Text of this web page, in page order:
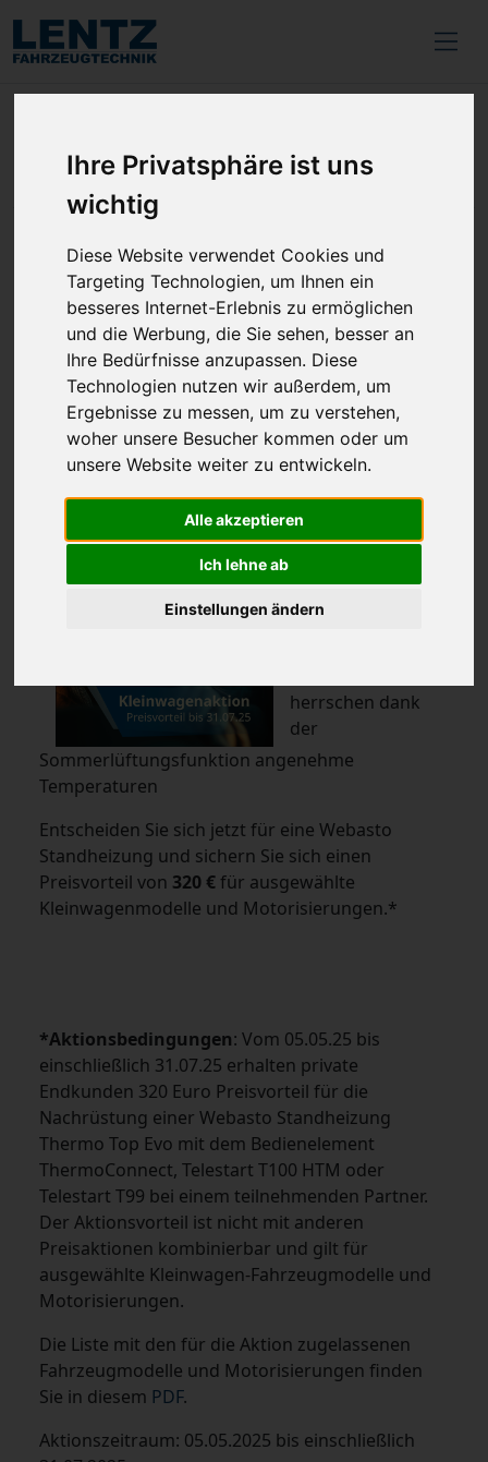
Ihre Privatsphäre ist uns
wichtig
Diese Website verwendet Cookies und
Targeting Technologien, um Ihnen ein
besseres Internet-Erlebnis zu ermöglichen
und die Werbung, die Sie sehen, besser an
Ihre Bedürfnisse anzupassen. Diese
Technologien nutzen wir außerdem, um
Ergebnisse zu messen, um zu verstehen,
woher unsere Besucher kommen oder um
unsere Website weiter zu entwickeln.
Alle akzeptieren
Ich lehne ab
Einstellungen ändern
Kleinwagen nachrüsten und Preisvorteil
05.05.2025
Jetzt Webasto Standheizung
in Ihrem Kleinwagen
nachrüsten und Preisvorteil
sichern
Webasto Standheizungen versprechen
Komfort und angenehme
Innenraumtemperaturen bei jedem Wetter.
In der kalten
sie für ein warmes
Fahrzeug und freie
herrschen dank
der
Sommerlüftungsfunktion angenehme
Temperaturen
Entscheiden Sie sich jetzt für eine Webasto
Standheizung und sichern Sie sich einen
Preisvorteil von 320 € für ausgewählte
Kleinwagenmodelle und Motorisierungen.*
*Aktionsbedingungen: Vom 05.05.25 bis
einschließlich 31.07.25 erhalten private
Endkunden 320 Euro Preisvorteil für die
Nachrüstung einer Webasto Standheizung
Thermo Top Evo mit dem Bedienelement
ThermoConnect, Telestart T100 HTM oder
Telestart T99 bei einem teilnehmenden Partner.
Der Aktionsvorteil ist nicht mit anderen
Preisaktionen kombinierbar und gilt für
ausgewählte Kleinwagen-Fahrzeugmodelle und
Motorisierungen.
Die Liste mit den für die Aktion zugelassenen
Fahrzeugmodelle und Motorisierungen finden
Sie in diesem PDF.
Aktionszeitraum: 05.05.2025 bis einschließlich